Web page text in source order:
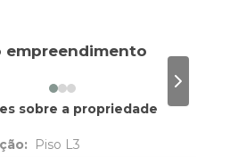
empreendimento
Next slide
sobre a propriedade
Piso L3